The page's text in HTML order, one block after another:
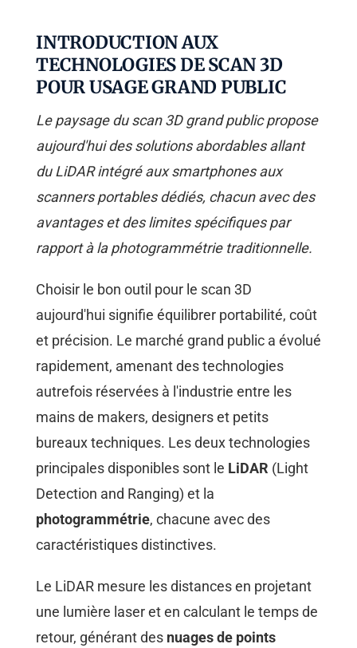
INTRODUCTION AUX
TECHNOLOGIES DE SCAN 3D
POUR USAGE GRAND PUBLIC
Le paysage du scan 3D grand public propose
aujourd'hui des solutions abordables allant
du LiDAR intégré aux smartphones aux
scanners portables dédiés, chacun avec des
avantages et des limites spécifiques par
rapport à la photogrammétrie traditionnelle.
Choisir le bon outil pour le scan 3D
aujourd'hui signifie équilibrer portabilité, coût
et précision. Le marché grand public a évolué
rapidement, amenant des technologies
autrefois réservées à l'industrie entre les
mains de makers, designers et petits
bureaux techniques. Les deux technologies
principales disponibles sont le LiDAR (Light
Detection and Ranging) et la
photogrammétrie, chacune avec des
caractéristiques distinctives.
Le LiDAR mesure les distances en projetant
une lumière laser et en calculant le temps de
retour, générant des nuages de points